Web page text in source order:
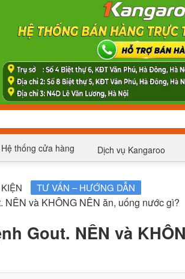
Hệ thống cửa hàng Dịch vụ Kangaroo
TƯ VẤN – HƯỚNG DẪN
và KHÔNG NÊN ăn, uống nước gì?
Gout. NÊN và